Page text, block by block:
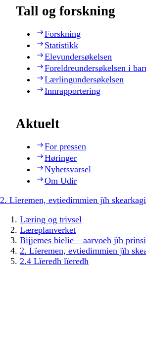
Tall og forskning
Forskning
Statistikk
Elevundersøkelsen
Foreldreundersøkelsen i
Lærlingundersøkelsen
Innrapportering
Aktuelt
For pressen
Høringer
Nyhetsvarsel
Om Udir
2. Lïeremen, evtiedimmien jïh
Læring og trivsel
Læreplanverket
Bijjemes bielie – aarvoeh jïh
2. Lïeremen, evtiedimmien jïh
2.4 Lïeredh lïeredh